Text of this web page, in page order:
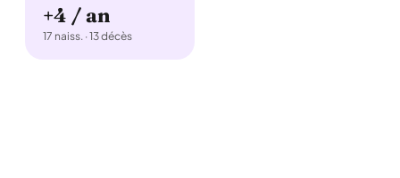
+4 / an
17 naiss. · 13 décès